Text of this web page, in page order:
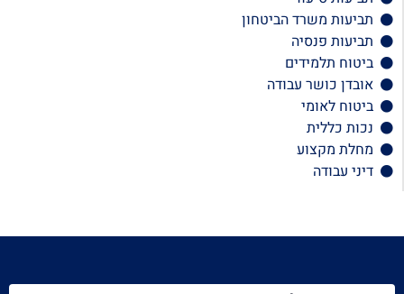
תביעות משרד הביטחון
תביעות פנסיה
ביטוח תלמידים
אובדן כושר עבודה
ביטוח לאומי
נכות כללית
מחלת מקצוע
דיני עבודה